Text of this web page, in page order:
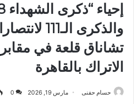
والذكرى
تشاناق قلعة في
الاتراك بالقاهرة
حسام حفنى مارس 19, 2026 0